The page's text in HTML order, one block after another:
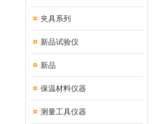
夹具系列
新品试验仪
新品
保温材料仪器
测量工具仪器